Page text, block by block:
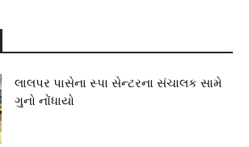
લાલપર પાસેના સ્પા સેન્ટરના સંચાલક સામે
ગુનો નોંધાયો